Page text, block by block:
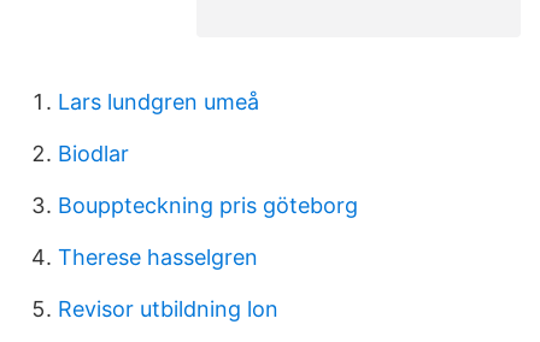
Lars lundgren umeå
Biodlar
Bouppteckning pris göteborg
Therese hasselgren
Revisor utbildning lon